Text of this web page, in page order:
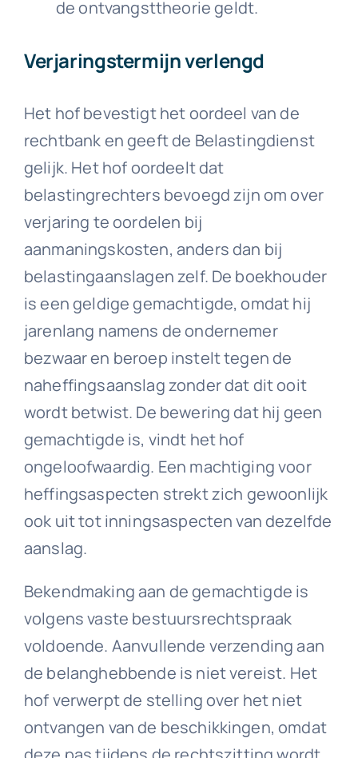
de ontvangsttheorie geldt.
Verjaringstermijn verlengd
Het hof bevestigt het oordeel van de
rechtbank en geeft de Belastingdienst
gelijk. Het hof oordeelt dat
belastingrechters bevoegd zijn om over
verjaring te oordelen bij
aanmaningskosten, anders dan bij
belastingaanslagen zelf. De boekhouder
is een geldige gemachtigde, omdat hij
jarenlang namens de ondernemer
bezwaar en beroep instelt tegen de
naheffingsaanslag zonder dat dit ooit
wordt betwist. De bewering dat hij geen
gemachtigde is, vindt het hof
ongeloofwaardig. Een machtiging voor
heffingsaspecten strekt zich gewoonlijk
ook uit tot inningsaspecten van dezelfde
aanslag.
Bekendmaking aan de gemachtigde is
volgens vaste bestuursrechtspraak
voldoende. Aanvullende verzending aan
de belanghebbende is niet vereist. Het
hof verwerpt de stelling over het niet
ontvangen van de beschikkingen, omdat